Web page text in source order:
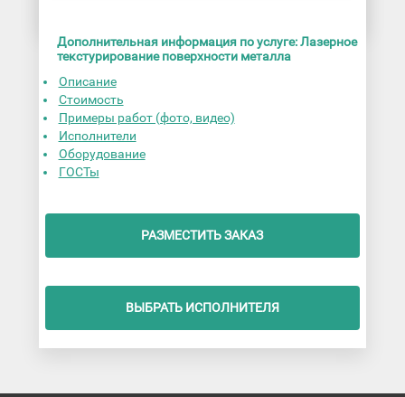
Дополнительная информация по услуге: Лазерное
текстурирование поверхности металла
Описание
Стоимость
Примеры работ (фото, видео)
Исполнители
Оборудование
ГОСТы
РАЗМЕСТИТЬ ЗАКАЗ
ВЫБРАТЬ ИСПОЛНИТЕЛЯ